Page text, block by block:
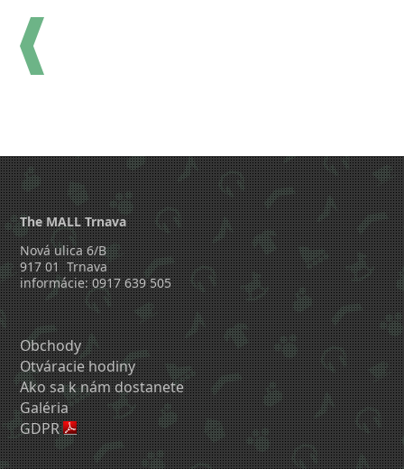
The MALL Trnava
Nová ulica 6/B
917 01 Trnava
informácie: 0917 639 505
Obchody
Otváracie hodiny
Ako sa k nám dostanete
Galéria
GDPR